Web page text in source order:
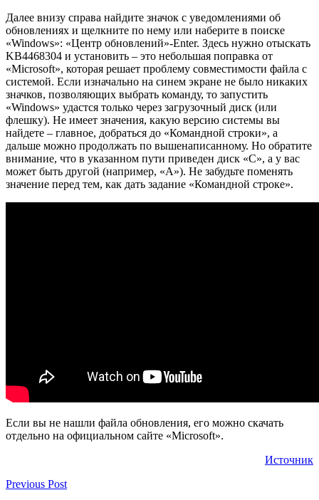
Далее внизу справа найдите значок с уведомлениями об
обновлениях и щелкните по нему или наберите в поиске
«Windows»: «Центр обновлений»-Enter. Здесь нужно отыскать
KB4468304 и установить – это небольшая поправка от
«Microsoft», которая решает проблему совместимости файла с
системой. Если изначально на синем экране не было никаких
значков, позволяющих выбрать команду, то запустить
«Windows» удастся только через загрузочный диск (или
флешку). Не имеет значения, какую версию системы вы
найдете – главное, добраться до «Командной строки», а
дальше можно продолжать по вышенаписанному. Но обратите
внимание, что в указанном пути приведен диск «C», а у вас
может быть другой (например, «А»). Не забудьте поменять
значение перед тем, как дать задание «Командной строке».
Если вы не нашли файла обновления, его можно скачать
отдельно на официальном сайте «Microsoft».
Источник
Previous Post